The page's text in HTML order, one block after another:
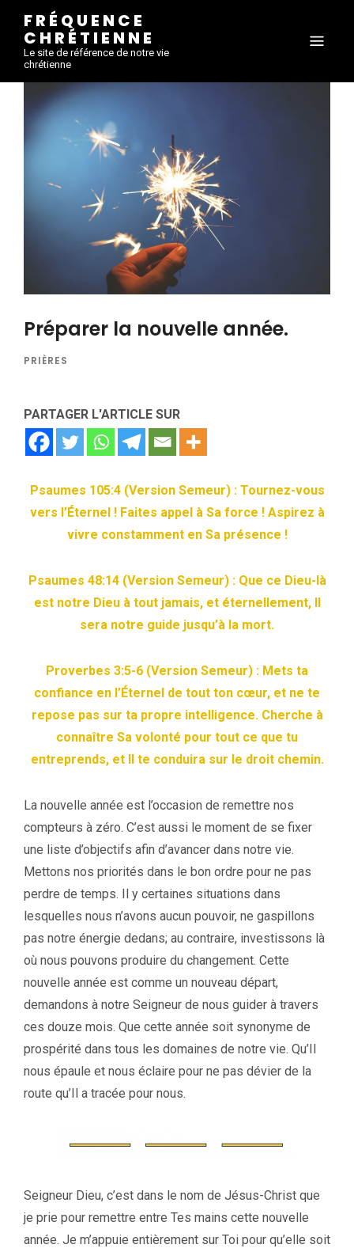
FRÉQUENCE
CHRÉTIENNE
Le site de référence de notre vie
chrétienne
Préparer la nouvelle année.
PRIÈRES
PARTAGER L'ARTICLE SUR
Psaumes 105:4 (Version Semeur) : Tournez-vous
vers l’Éternel ! Faites appel à Sa force ! Aspirez à
vivre constamment en Sa présence !
Psaumes 48:14 (Version Semeur) : Que ce Dieu-là
est notre Dieu à tout jamais, et éternellement, Il
sera notre guide jusqu’à la mort.
Proverbes 3:5-6 (Version Semeur) : Mets ta
confiance en l’Éternel de tout ton cœur, et ne te
repose pas sur ta propre intelligence. Cherche à
connaître Sa volonté pour tout ce que tu
entreprends, et Il te conduira sur le droit chemin.
La nouvelle année est l’occasion de remettre nos
compteurs à zéro. C’est aussi le moment de se fixer
une liste d’objectifs afin d’avancer dans notre vie.
Mettons nos priorités dans le bon ordre pour ne pas
perdre de temps. Il y certaines situations dans
lesquelles nous n’avons aucun pouvoir, ne gaspillons
pas notre énergie dedans; au contraire, investissons là
où nous pouvons produire du changement. Cette
nouvelle année est comme un nouveau départ,
demandons à notre Seigneur de nous guider à travers
ces douze mois. Que cette année soit synonyme de
prospérité dans tous les domaines de notre vie. Qu’Il
nous épaule et nous éclaire pour ne pas dévier de la
route qu’Il a tracée pour nous.
Seigneur Dieu, c’est dans le nom de Jésus-Christ que
je prie pour remettre entre Tes mains cette nouvelle
année. Je m’appuie entièrement sur Toi pour qu’elle soit